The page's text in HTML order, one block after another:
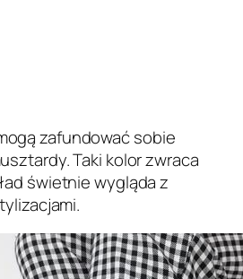
zafundować sobie
Taki kolor zwraca
świetnie wygląda z